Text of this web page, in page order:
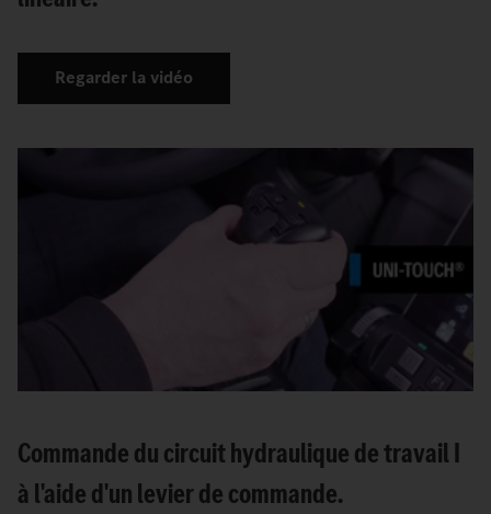
Regarder la vidéo
Commande du circuit hydraulique de travail I
à l'aide d'un levier de commande.